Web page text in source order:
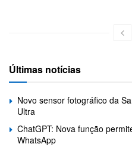
Últimas notícias
Novo sensor fotográfico da
Ultra
ChatGPT: Nova função
WhatsApp